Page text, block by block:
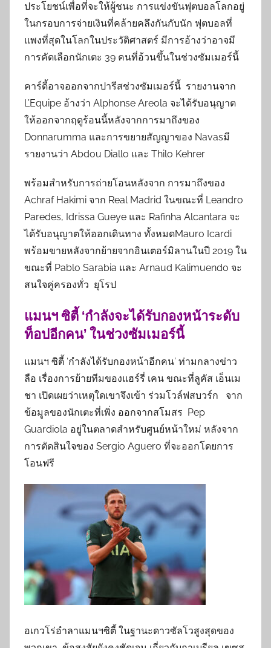
ประโยชน์เพื่อที่จะให้ผู้ชนะ การแข่งขันฟุตบอลโลกอยู่
ในกรอบการจ่ายเงินที่คล้ายคลึงกันกับนัก ฟุตบอลที่
แพงที่สุดในโลกในประวัติศาสตร์ มีการอ้างว่าอาจมี
การคัดเลือกนักเตะ 39 คนที่อ้วนขึ้นในช่วงซัมเมอร์นี้
คาร์ดี้อาจออกจากปารีสช่วงซัมเมอร์นี้ รายงานจาก
L’Equipe อ้างว่า Alphonse Areola จะได้รับอนุญาต
ให้ออกจากฤดูร้อนนี้หลังจากการมาถึงของ
Donnarumma และการขยายสัญญาของ Navasมี
รายงานว่า Abdou Diallo และ Thilo Kehrer
พร้อมสำหรับการถ่ายโอนหลังจาก การมาถึงของ
Achraf Hakimi จาก Real Madrid ในขณะที่ Leandro
Paredes, Idrissa Gueye และ Rafinha Alcantara จะ
ได้รับอนุญาตให้ออกเดินทาง ทั้งหมดMauro Icardi
พร้อมขายหลังจากย้ายจากอินเตอร์มิลานในปี 2019 ใน
ขณะที่ Pablo Sarabia และ Arnaud Kalimuendo จะ
สนใจคู่ครองทั่ว ยุโรป
แมนฯ ซิตี้ ‘กำลังจะได้รับกองหน้าระดับ
ท็อปอีกคน’ ในช่วงซัมเมอร์นี้
แมนฯ ซิตี้ ‘กำลังได้รับกองหน้าอีกคน’ ท่ามกลางข่าว
ลือ เรื่องการย้ายทีมของแฮร์รี่ เคน ขณะที่ลูคัส เอ็นเม
ชา เปิดเผยว่าเหตุใดเขาจึงเข้า ร่วมโวล์ฟสบวร์ก จาก
ข้อมูลของนักเตะที่เพิ่ง ออกจากสโมสร Pep
Guardiola อยู่ในตลาดสำหรับศูนย์หน้าใหม่ หลังจาก
การตัดสินใจของ Sergio Aguero ที่จะออกโดยการ
โอนฟรี
อเกวโร่อำลาแมนฯซิตี้ ในฐานะดาวซัลโวสูงสุดของ